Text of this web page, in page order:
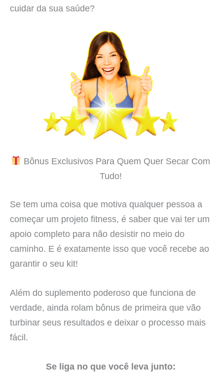
cuidar da sua saúde?
Bônus Exclusivos Para Quem Quer Secar Com
Tudo!
Se tem uma coisa que motiva qualquer pessoa a
começar um projeto fitness, é saber que vai ter um
apoio completo para não desistir no meio do
caminho. E é exatamente isso que você recebe ao
garantir o seu kit!
Além do suplemento poderoso que funciona de
verdade, ainda rolam bônus de primeira que vão
turbinar seus resultados e deixar o processo mais
fácil.
Se liga no que você leva junto: